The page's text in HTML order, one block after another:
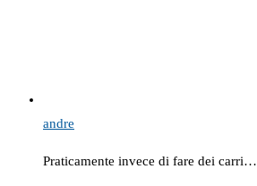
andre
Praticamente invece di fare dei carri…